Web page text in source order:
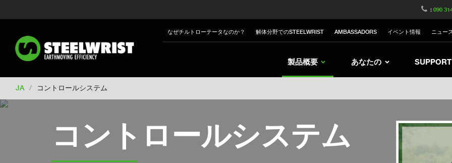
:090
なぜチルトローテータなのか？ 解体分野でのSTEELWRIST AMBASSADORS イベント情報 ニュー
製品概要 あなたの SUPPORT
Switch to Belgium
Switch to International Switch to United Kingdom Switch to Sweden Switch to Poland
Switch to Netherlands Switch to Korea Switch to Italy
Switch to France
JA / コントロールシステム
コントロールシステム